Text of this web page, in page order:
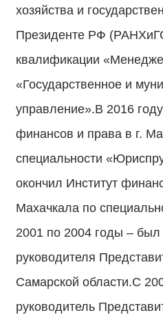
хозяйства и
Президенте РФ
квалификации
«Государственное и
управление».В 2016
финансов и права в г.
специальности
окончил Институт
Махачкала по
2001 по 2004 годы – был
руководителя
Самарской области.С
руководитель